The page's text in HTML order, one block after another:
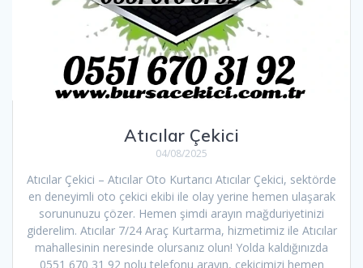
Atıcılar Çekici
04/08/2025
Atıcılar Çekici – Atıcılar Oto Kurtarıcı Atıcılar Çekici, sektörde
en deneyimli oto çekici ekibi ile olay yerine hemen ulaşarak
sorununuzu çözer. Hemen şimdi arayın mağduriyetinizi
giderelim. Atıcılar 7/24 Araç Kurtarma, hizmetimiz ile Atıcılar
mahallesinin neresinde olursanız olun! Yolda kaldığınızda
0551 670 31 92 nolu telefonu arayın, çekicimizi hemen